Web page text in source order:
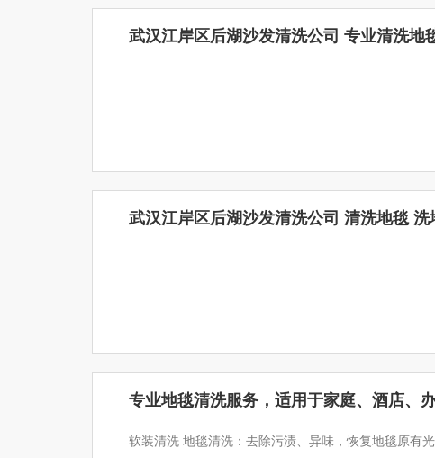
武汉江岸区后湖沙发清洗公司 专业清洗地
武汉江岸区后湖沙发清洗公司 清洗地毯
专业地毯清洗服务，适用于家庭、酒店、
软装清洗 地毯清洗：去除污渍、异味，恢复地毯原有光泽 窗帘清洗：清洗各种材质窗帘，保持室内空气清